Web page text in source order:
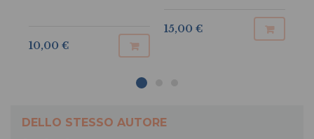
10,00 €
15,00 €
DELLO STESSO AUTORE